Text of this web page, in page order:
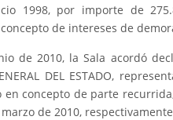
1998, por importe de
de intereses de
de 2010, la Sala acordó
DEL ESTADO,
en concepto de parte
de 2010,